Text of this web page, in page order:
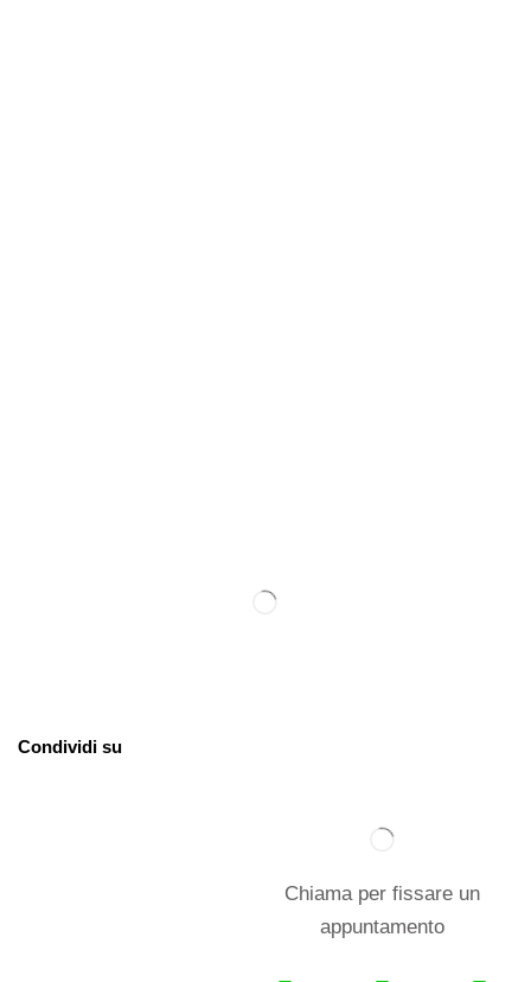
Condividi su
Chiama per fissare un
appuntamento